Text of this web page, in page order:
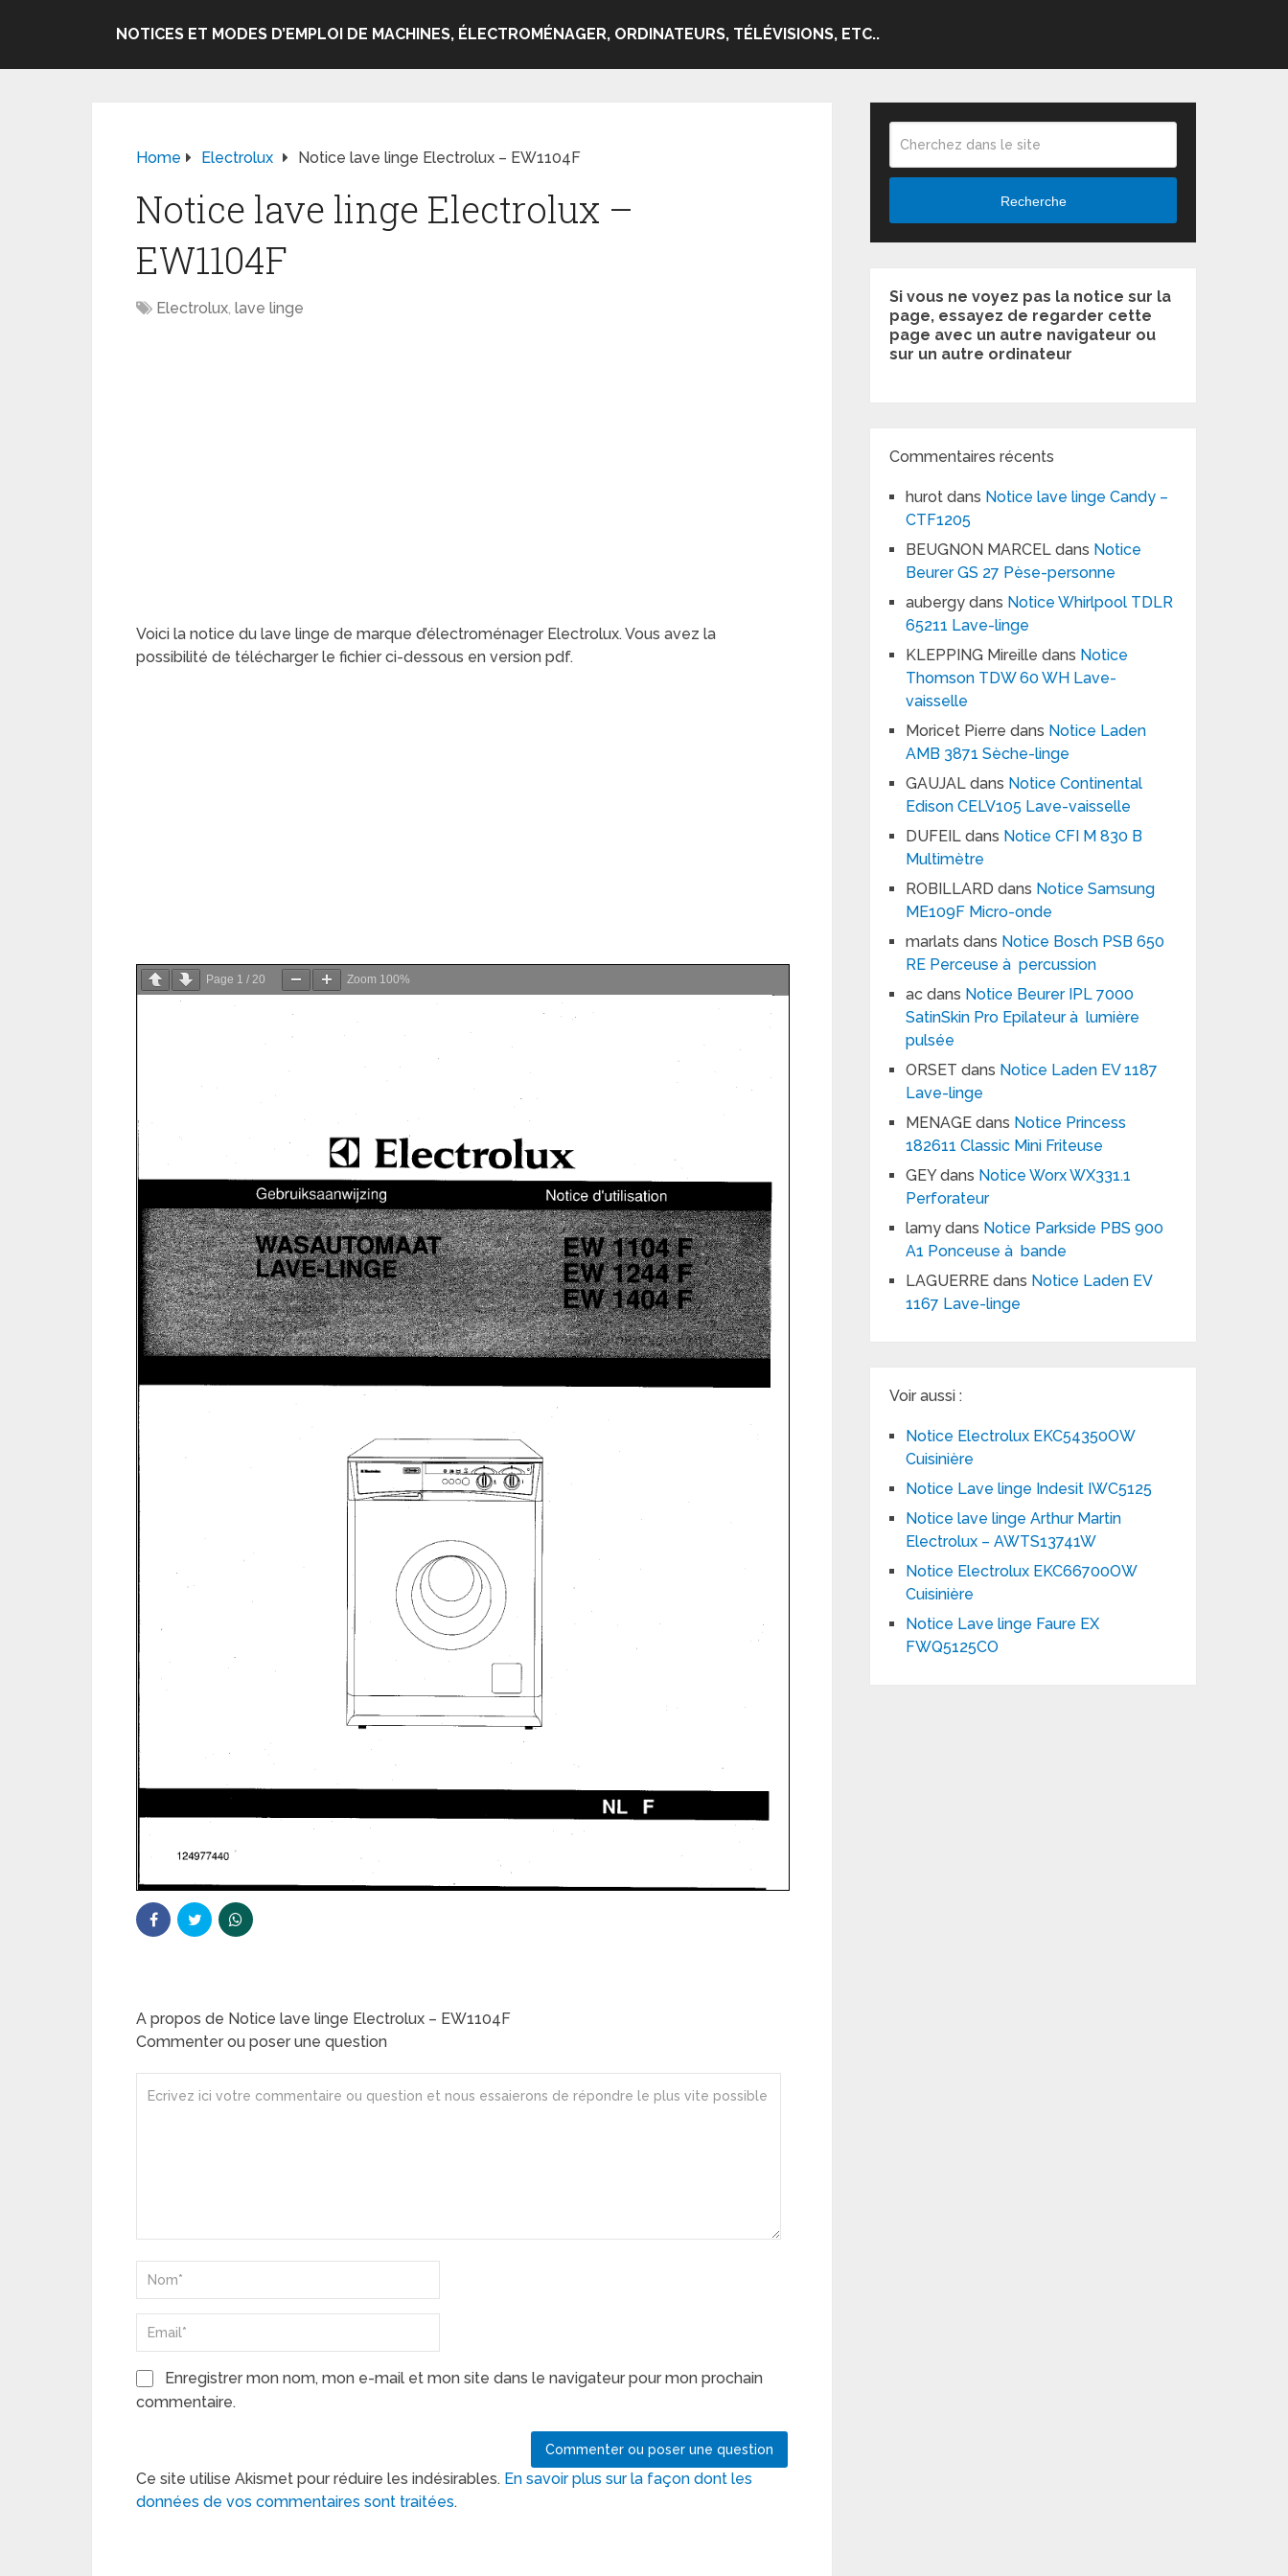
NOTICES ET MODES D’EMPLOI DE MACHINES, ÉLECTROMÉNAGER, ORDINATEURS, TÉLÉVISIONS, ETC..
Home Electrolux Notice lave linge Electrolux – EW1104F
Notice lave linge Electrolux –
EW1104F
Electrolux, lave linge
Voici la notice du lave linge de marque d’électroménager Electrolux. Vous avez la
possibilité de télécharger le fichier ci-dessous en version pdf.
Page 1 / 20 Zoom 100%
A propos de Notice lave linge Electrolux – EW1104F
Commenter ou poser une question
Enregistrer mon nom, mon e-mail et mon site dans le navigateur pour mon prochain
commentaire.
Ce site utilise Akismet pour réduire les indésirables. En savoir plus sur la façon dont les
données de vos commentaires sont traitées.
Recherche
Si vous ne voyez pas la notice sur la
page, essayez de regarder cette
page avec un autre navigateur ou
sur un autre ordinateur
Commentaires récents
hurot dans Notice lave linge Candy –
CTF1205
BEUGNON MARCEL dans Notice
Beurer GS 27 Pèse-personne
aubergy dans Notice Whirlpool TDLR
65211 Lave-linge
KLEPPING Mireille dans Notice
Thomson TDW 60 WH Lave-
vaisselle
Moricet Pierre dans Notice Laden
AMB 3871 Sèche-linge
GAUJAL dans Notice Continental
Edison CELV105 Lave-vaisselle
DUFEIL dans Notice CFI M 830 B
Multimètre
ROBILLARD dans Notice Samsung
ME109F Micro-onde
marlats dans Notice Bosch PSB 650
RE Perceuse à percussion
ac dans Notice Beurer IPL 7000
SatinSkin Pro Epilateur à lumière
pulsée
ORSET dans Notice Laden EV 1187
Lave-linge
MENAGE dans Notice Princess
182611 Classic Mini Friteuse
GEYdans Notice Worx WX331.1
Perforateur
lamy dans Notice Parkside PBS 900
A1 Ponceuse à bande
LAGUERRE dans Notice Laden EV
1167 Lave-linge
Voir aussi :
Notice Electrolux EKC54350OW
Cuisinière
Notice Lave linge Indesit IWC5125
Notice lave linge Arthur Martin
Electrolux – AWTS13741W
Notice Electrolux EKC66700OW
Cuisinière
Notice Lave linge Faure EX
FWQ5125CO